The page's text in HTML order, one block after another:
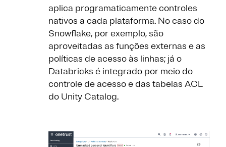
aplica programaticamente controles
nativos a cada plataforma. No caso do
Snowflake, por exemplo, são
aproveitadas as funções externas e as
políticas de acesso às linhas; já o
Databricks é integrado por meio do
controle de acesso e das tabelas ACL
do Unity Catalog.